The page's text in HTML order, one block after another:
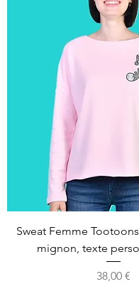
Sweat Femme
mignon, texte
Prix
38,00 €